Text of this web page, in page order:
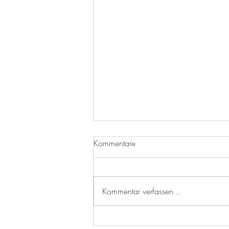
Bruchsal
Kommentare
Kommentar verfassen...